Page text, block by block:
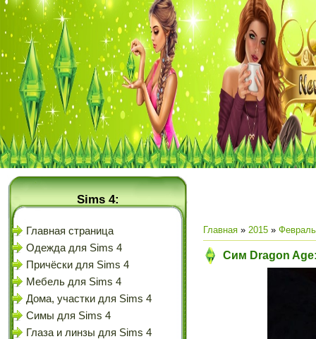
Sims 4:
Главная страница
Одежда для Sims 4
Причёски для Sims 4
Мебель для Sims 4
Дома, участки для Sims 4
Симы для Sims 4
Глаза и линзы для Sims 4
Главная » 2015 » Февраль
Сим Dragon